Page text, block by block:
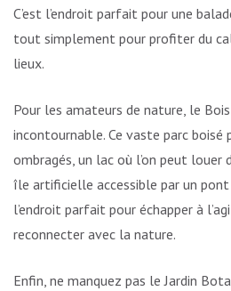
C’est l’endroit parfait pour une
tout simplement pour profiter du
lieux.
Pour les amateurs de nature, le
incontournable. Ce vaste parc boisé
ombragés, un lac où l’on peut louer
île artificielle accessible par un pont
l’endroit parfait pour échapper à
reconnecter avec la nature.
Enfin, ne manquez pas le Jardin